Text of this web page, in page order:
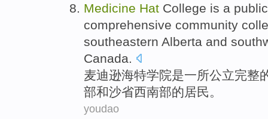
Medicine Hat College is a public
comprehensive community
southeastern Alberta and
Canada.
麦迪逊海特学院是一所公立完整
部和沙省西南部的居民。
youdao